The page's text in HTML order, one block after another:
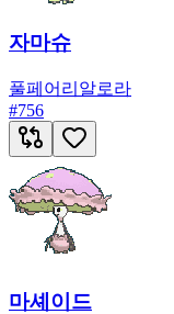
자마슈
풀페어리 알로라
#756
마셰이드